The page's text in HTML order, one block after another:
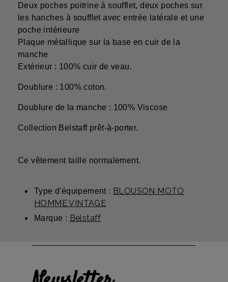
Deux poches poitrine à soufflet, deux poches sur
les hanches à soufflet avec entrée latérale et une
poche intérieure
Plaque métallique sur la base en cuir de la
manche
Extérieur : 100% cuir de veau.
Doublure : 100% coton.
Doublure de la manche : 100% Viscose
Collection Belstaff prêt-à-porter.
Ce vêtement taille normalement.
Type d'équipement : BLOUSON MOTO
HOMME VINTAGE
Marque : Belstaff